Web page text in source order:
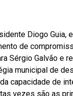
Diogo Guia,
de
Sérgio Galvão e
municipal de
capacidade de
vezes são as